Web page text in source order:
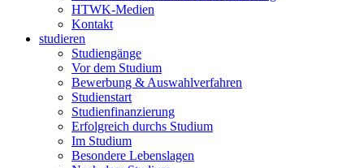
HTWK-Medien
Kontakt
studieren
Studiengänge
Vor dem Studium
Bewerbung & Auswahlverfahren
Studienstart
Studienfinanzierung
Erfolgreich durchs Studium
Im Studium
Besondere Lebenslagen